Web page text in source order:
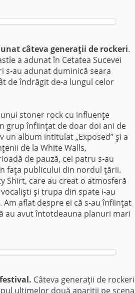
câteva generaţii de rockeri.
a adunat în Cetatea Sucevei
s-au adunat duminică seara
de îndrăgit de-a lungul celor
stoner rock cu influenţe
grup înfiinţat de doar doi ani de
album intitulat „Exposed” şi a
de la White Walls,
de pauză, cei patru s-au
faţa publicului din nordul ţării.
Shirt, care au creat o atmosferă
şi trupa din spate i-au
aflat despre ei că s-au înfiinţat
au avut întotdeauna planuri mari
Câteva generaţii de rockeri
ultimelor două apariţii pe scena